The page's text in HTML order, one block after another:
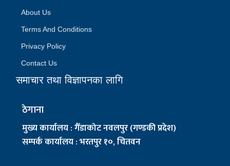
About Us
Terms And Conditions
Privacy Policy
Contact Us
समाचार तथा विज्ञापनका लागि
ठेगाना
मुख्य कार्यालय : गैँडाकोट नवलपुर (गण्डकी प्रदेश)
सम्पर्क कार्यालय : भरतपुर १०, चितवन